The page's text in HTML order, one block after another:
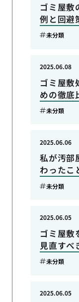
ゴミ屋敷
例と回避
未分類
ゴミ屋敷
めの徹底
2025.06.08
未分類
私が汚部
わったこ
2025.06.06
未分類
ゴミ屋敷
見直すべ
2025.06.05
未分類
2025.06.05